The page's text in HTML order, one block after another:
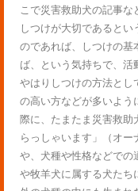
こで災害救助犬の記事
しつけが大切であると
のであれば、しつけの基
ば、という気持ちで、活
やはりしつけの方法とし
の高い方などが多いよう
際に、たまたま災害救
らっしゃいます」（オ
や、犬種や性格などでの
や牧羊犬に属する犬たち